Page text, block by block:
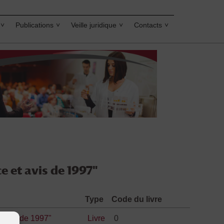
Publications Veille juridique Contacts
et avis de 1997"
Type Code du livre
avis de 1997" Livre 0